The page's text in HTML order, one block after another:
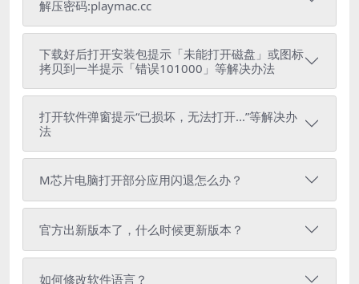
解压密码:playmac.cc
下载好后打开安装包提示「未能打开磁盘」或图标
拷贝到一半提示「错误101000」等解决办法
打开软件弹窗提示“已损坏，无法打开...”等解决办
法
M芯片电脑打开部分应用闪退怎么办？
官方出新版本了，什么时候更新版本？
如何修改软件语言？